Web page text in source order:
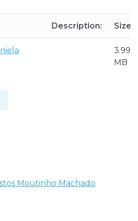
Description: Size:
3.99
MB
Moutinho Machado